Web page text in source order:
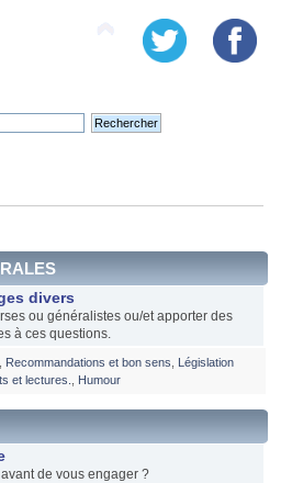
divers
ou généralistes ou/et apporter des
à ces questions.
Recommandations et bon sens
Législation
et lectures. Humour
de vous engager ?